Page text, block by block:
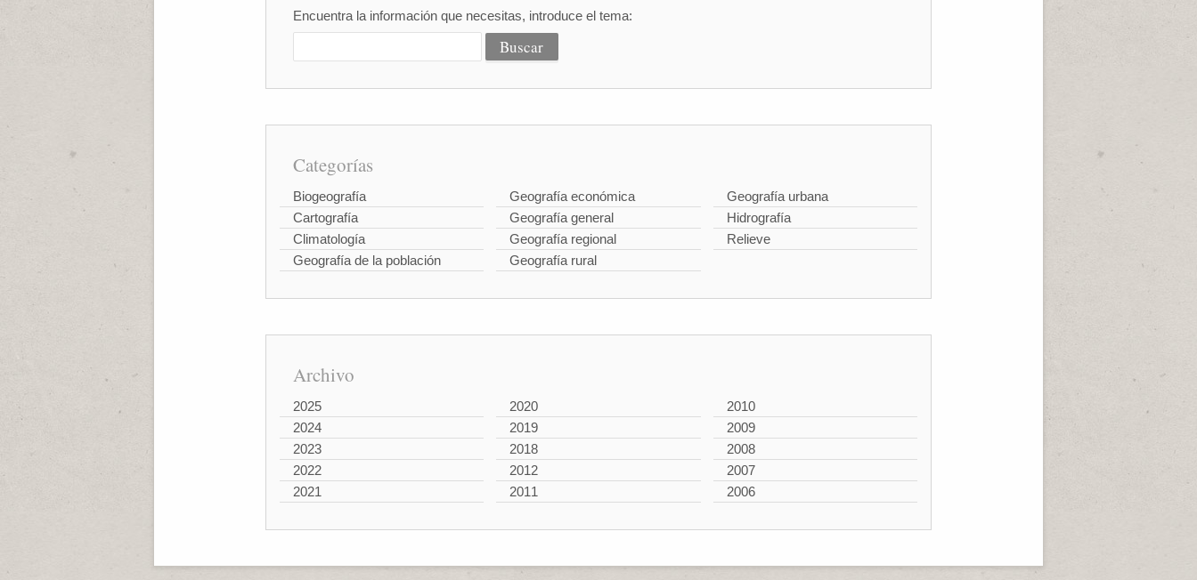
Encuentra la información que necesitas, introduce el tema:
Categorías
Biogeografía
Cartografía
Climatología
Geografía de la población
Geografía económica
Geografía general
Geografía regional
Geografía rural
Geografía urbana
Hidrografía
Relieve
Archivo
2025
2024
2023
2022
2021
2020
2019
2018
2012
2011
2010
2009
2008
2007
2006